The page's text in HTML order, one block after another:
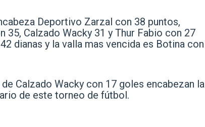
Deportivo Zarzal con 38 puntos,
35, Calzado Wacky 31 y Thur Fabio con 27
dianas y la valla mas vencida es Botina con
Calzado Wacky con 17 goles encabezan la
de este torneo de fútbol.